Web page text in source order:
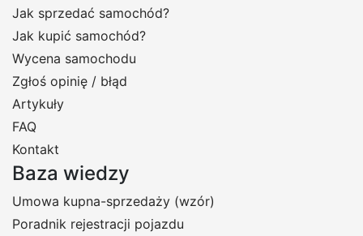
Jak sprzedać samochód?
Jak kupić samochód?
Wycena samochodu
Zgłoś opinię / błąd
Artykuły
FAQ
Kontakt
Baza wiedzy
Umowa kupna-sprzedaży (wzór)
Poradnik rejestracji pojazdu